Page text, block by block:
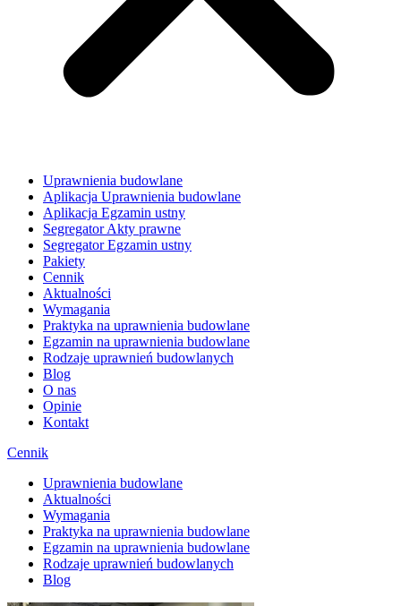
Uprawnienia budowlane
Aplikacja Uprawnienia budowlane
Aplikacja Egzamin ustny
Segregator Akty prawne
Segregator Egzamin ustny
Pakiety
Cennik
Aktualności
Wymagania
Praktyka na uprawnienia budowlane
Egzamin na uprawnienia budowlane
Rodzaje uprawnień budowlanych
Blog
O nas
Opinie
Kontakt
Cennik
Uprawnienia budowlane
Aktualności
Wymagania
Praktyka na uprawnienia budowlane
Egzamin na uprawnienia budowlane
Rodzaje uprawnień budowlanych
Blog